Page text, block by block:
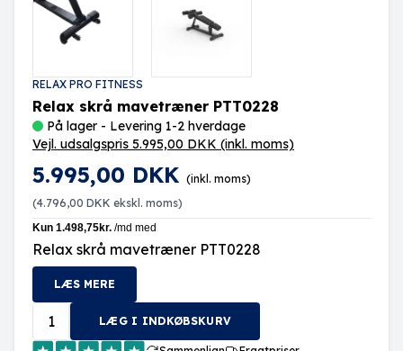
RELAX PRO FITNESS
Relax skrå mavetræner PTT0228
På lager - Levering 1-2 hverdage
Vejl. udsalgspris 5.995,00 DKK (inkl. moms)
5.995,00 DKK (inkl. moms)
(4.796,00 DKK ekskl. moms)
Relax skrå mavetræner PTT0228
LÆS MERE
LÆG I INDKØBSKURV